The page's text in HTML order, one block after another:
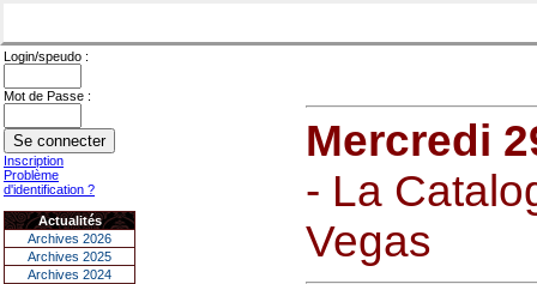
Login/speudo :
Mot de Passe :
Inscription
Problème
d'identification ?
Actualités
Archives 2026
Archives 2025
Archives 2024
Mercredi
- La
Vegas